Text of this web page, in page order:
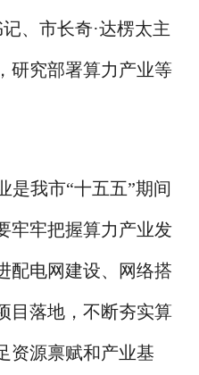
、市长奇·达楞太主
研究部署算力产业等
是我市“十五五”期间
牢牢把握算力产业发
配电网建设、网络搭
目落地，不断夯实算
资源禀赋和产业基